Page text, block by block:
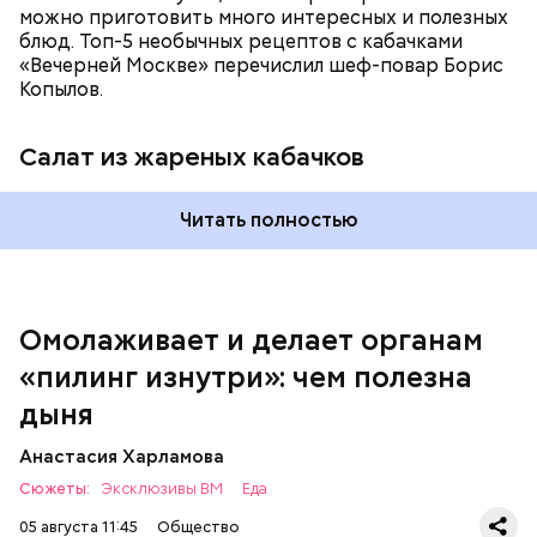
можно приготовить много интересных и полезных
блюд. Топ-5 необычных рецептов с кабачками
«Вечерней Москве» перечислил шеф-повар Борис
Копылов.
Салат из жареных кабачков
Читать полностью
Омолаживает и делает органам
«пилинг изнутри»: чем полезна
дыня
Анастасия Харламова
Сюжеты: Эксклюзивы ВМ
Еда
05 августа 11:45
Общество
кремний — укрепляет кости, зубы, волосы и
ногти и оказывает омолаживающее действие;
клетчатка — достаточно нежная и забирает
излишки холестерина, сахара и соли тяжелых
фолиевая кислота (в большом количестве) —
она необходима беременным женщинам,
чтобы формировалась нервная трубка у
плода. Также ее рекомендуют принимать для
снижения уровня гомоцистеина — это
— В момент стресса он держит сосуды под
контролем и контролирует более 300 реакций
нашего организма. Также положительно влияет на
Вред дыни